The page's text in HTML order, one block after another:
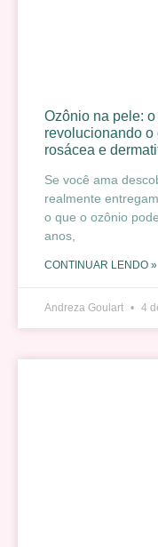
Ozônio na pele:
revolucionando o
rosácea e
Se você ama
realmente
o que o ozônio
anos,
CONTINUAR LENDO »
Andreza Goulart 4